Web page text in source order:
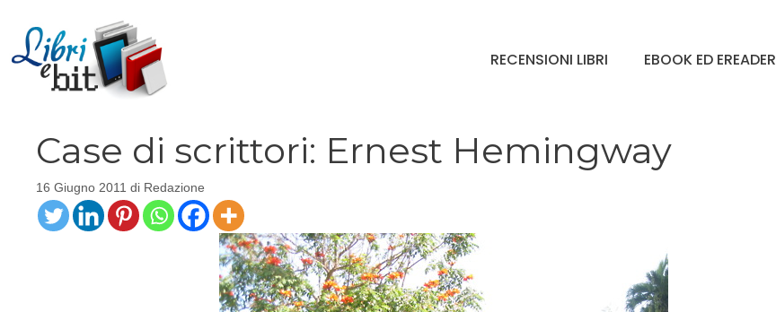
contenuto
RECENSIONI LIBRI EBOOK ED EREADER
Case di scrittori: Ernest Hemingway
16 Giugno 2011 di Redazione